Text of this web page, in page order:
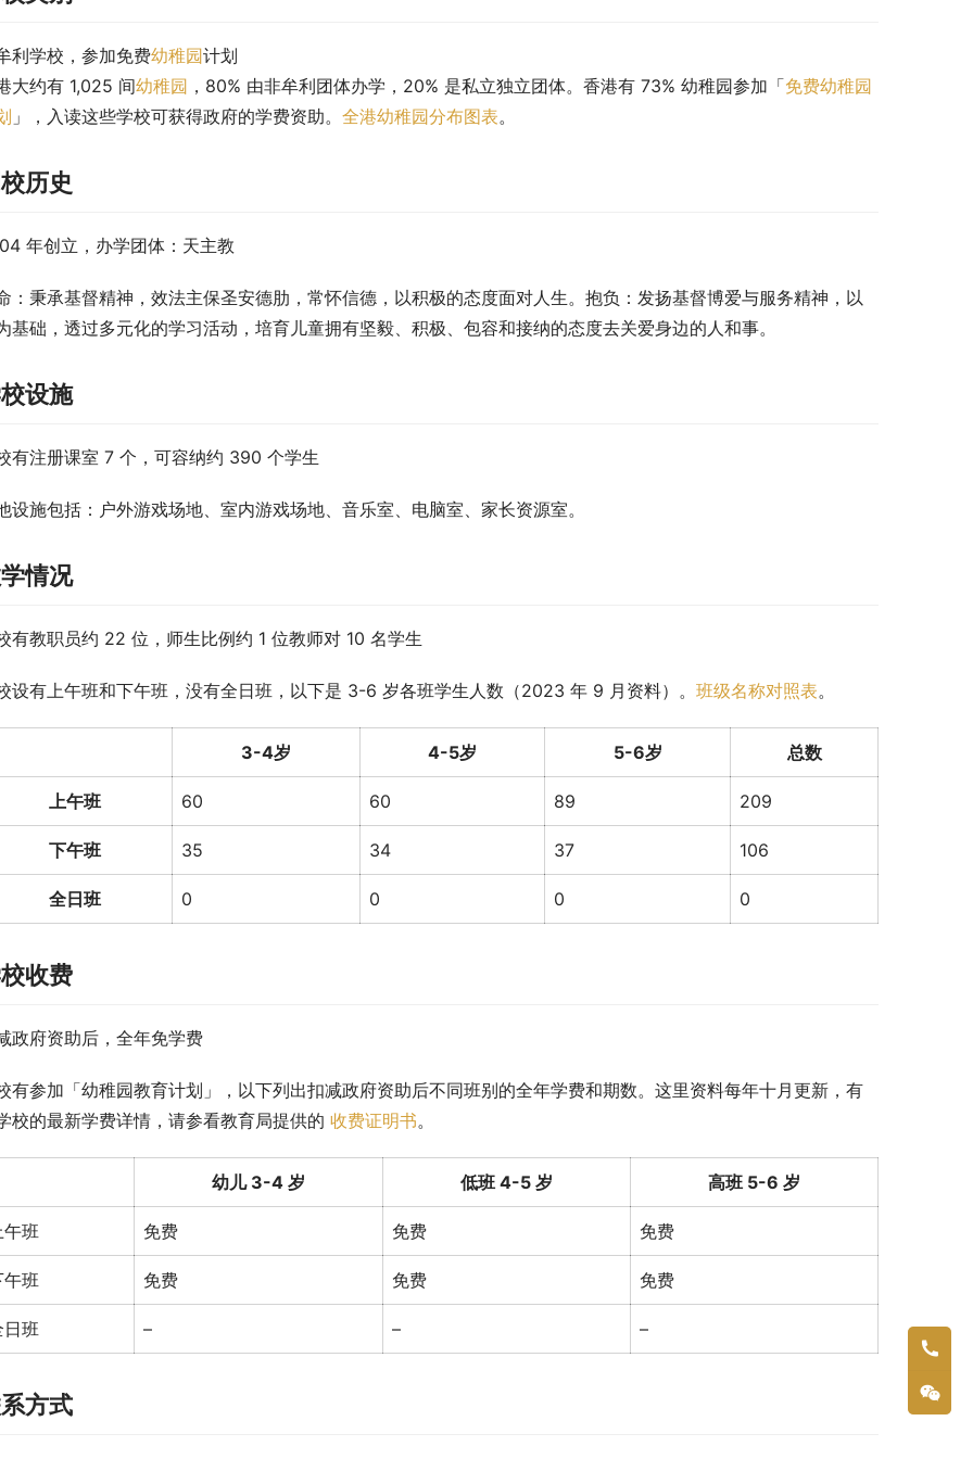
利学校，参加免费幼稚园计划
大约有 1,025 间幼稚园 ，80% 由非牟利团体办学，20% 是私立独立团体。香港有 73% 幼稚园参加「免费幼稚园
」，入读这些学校可获得政府的学费资助。 全港幼稚园分布图表。
历史
年创立，办学团体：天主教
：秉承基督精神，效法主保圣安德肋，常怀信德，以积极的态度面对人生。抱负：发扬基督博爱与服务精神，以
基础，透过多元化的学习活动，培育儿童拥有坚毅、积极、包容和接纳的态度去关爱身边的人和事。
设施
有注册课室 7 个，可容纳约 390 个学生
设施包括：户外游戏场地、室内游戏场地、音乐室、电脑室、家长资源室。
情况
有教职员约 22 位，师生比例约 1 位教师对 10 名学生
设有上午班和下午班，没有全日班，以下是 3-6 岁各班学生人数（2023 年 9 月资料）。 班级名称对照表。
3-4岁 4-5岁 5-6岁 总数
上午班 60 60 89 209
下午班 35 34 37 106
全日班 0 0 0 0
收费
政府资助后，全年免学费
有参加「幼稚园教育计划」，以下列出扣减政府资助后不同班别的全年学费和期数。这里资料每年十月更新，有
校的最新学费详情，请参看教育局提供的 收费证明书。
幼儿 3-4 岁 低班 4-5 岁 高班 5-6 岁
午班 免费 免费 免费
午班 免费 免费 免费
日班 – – –
方式